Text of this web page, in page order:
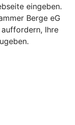
eingeben.
Berge eG
Ihre